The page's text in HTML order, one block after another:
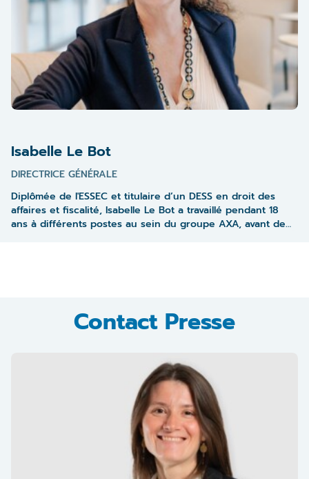
Isabelle Le Bot
DIRECTRICE GÉNÉRALE
Diplômée de l'ESSEC et titulaire d’un DESS en droit des
affaires et fiscalité, Isabelle Le Bot a travaillé pendant 18
ans à différents postes au sein du groupe AXA, avant de
Humanis. En novembre 2025, elle devient également
Contact Presse